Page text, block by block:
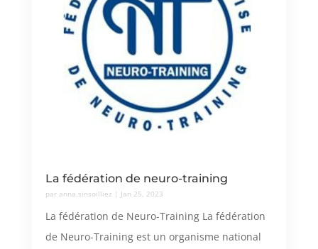
La fédération de neuro-training
par anna.sinsoilliez | Jan 25, 2023
La fédération de Neuro-Training La fédération
de Neuro-Training est un organisme national